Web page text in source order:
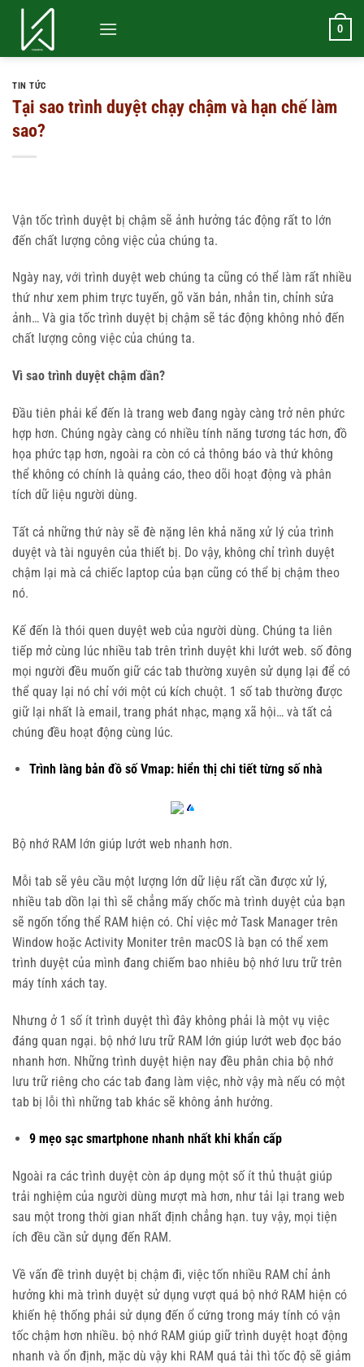
0
TIN TỨC
Tại sao trình duyệt chạy chậm và hạn chế làm
sao?
Vận tốc trình duyệt bị chậm sẽ ảnh hưởng tác động rất to lớn
đến chất lượng công việc của chúng ta.
Ngày nay, với trình duyệt web chúng ta cũng có thể làm rất nhiều
thứ như xem phim trực tuyến, gõ văn bản, nhắn tin, chỉnh sửa
ảnh… Và gia tốc trình duyệt bị chậm sẽ tác động không nhỏ đến
chất lượng công việc của chúng ta.
Vì sao trình duyệt chậm dần?
Đầu tiên phải kể đến là trang web đang ngày càng trở nên phức
hợp hơn. Chúng ngày càng có nhiều tính năng tương tác hơn, đồ
họa phức tạp hơn, ngoài ra còn có cả thông báo và thứ không
thể không có chính là quảng cáo, theo dõi hoạt động và phân
tích dữ liệu người dùng.
Tất cả những thứ này sẽ đè nặng lên khả năng xử lý của trình
duyệt và tài nguyên của thiết bị. Do vậy, không chỉ trình duyệt
chậm lại mà cả chiếc laptop của bạn cũng có thể bị chậm theo
nó.
Kế đến là thói quen duyệt web của người dùng. Chúng ta liên
tiếp mở cùng lúc nhiều tab trên trình duyệt khi lướt web. số đông
mọi người đều muốn giữ các tab thường xuyên sử dụng lại để có
thể quay lại nó chỉ với một cú kích chuột. 1 số tab thường được
giữ lại nhất là email, trang phát nhạc, mạng xã hội… và tất cả
chúng đều hoạt động cùng lúc.
Trình làng bản đồ số Vmap: hiển thị chi tiết từng số nhà
Bộ nhớ RAM lớn giúp lướt web nhanh hơn.
Mỗi tab sẽ yêu cầu một lượng lớn dữ liệu rất cần được xử lý,
nhiều tab dồn lại thì sẽ chẳng mấy chốc mà trình duyệt của bạn
sẽ ngốn tổng thể RAM hiện có. Chỉ việc mở Task Manager trên
Window hoặc Activity Moniter trên macOS là bạn có thể xem
trình duyệt của mình đang chiếm bao nhiêu bộ nhớ lưu trữ trên
máy tính xách tay.
Nhưng ở 1 số ít trình duyệt thì đây không phải là một vụ việc
đáng quan ngại. bộ nhớ lưu trữ RAM lớn giúp lướt web đọc báo
nhanh hơn. Những trình duyệt hiện nay đều phân chia bộ nhớ
lưu trữ riêng cho các tab đang làm việc, nhờ vậy mà nếu có một
tab bị lỗi thì những tab khác sẽ không ảnh hưởng.
9 mẹo sạc smartphone nhanh nhất khi khẩn cấp
Ngoài ra các trình duyệt còn áp dụng một số ít thủ thuật giúp
trải nghiệm của người dùng mượt mà hơn, như tải lại trang web
sau một trong thời gian nhất định chẳng hạn. tuy vậy, mọi tiện
ích đều cần sử dụng đến RAM.
Về vấn đề trình duyệt bị chậm đi, việc tốn nhiều RAM chỉ ảnh
hưởng khi mà trình duyệt sử dụng vượt quá bộ nhớ RAM hiện có
khiến hệ thống phải sử dụng đến ổ cứng trong máy tính có vận
tốc chậm hơn nhiều. bộ nhớ RAM giúp giữ trình duyệt hoạt động
nhanh và ổn định, mặc dù vậy khi RAM quá tải thì tốc độ sẽ giảm